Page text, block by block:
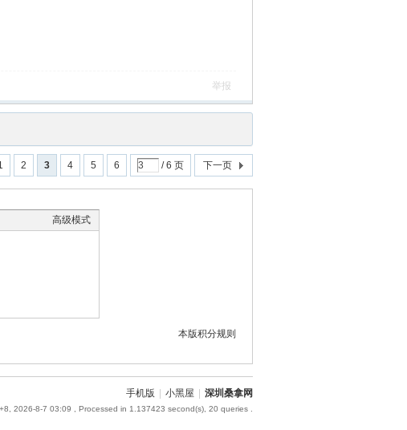
举报
2 3 4 5 6 / 6 页 下一页
高级模式
本版积分规则
手机版 小黑屋 深圳桑拿网
2026-8-7 03:09 , Processed in 1.137423 second(s), 20 queries .